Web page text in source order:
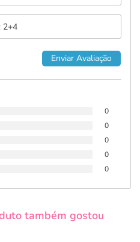
0
0
0
0
0
também gostou